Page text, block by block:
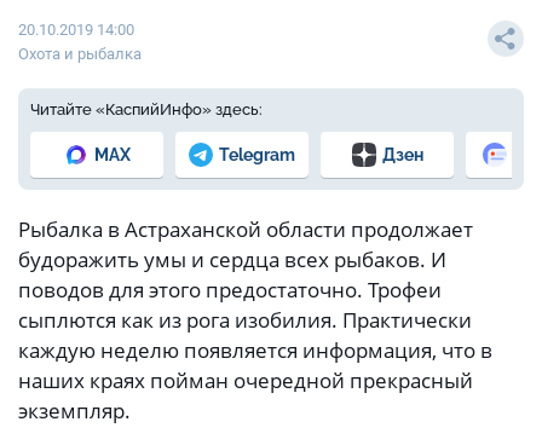
20.10.2019 14:00
Охота и рыбалка
Читайте «КаспийИнфо» здесь:
MAX Telegram Дзен
Рыбалка в Астраханской области продолжает
будоражить умы и сердца всех рыбаков. И
поводов для этого предостаточно. Трофеи
сыплются как из рога изобилия. Практически
каждую неделю появляется информация, что в
наших краях пойман очередной прекрасный
экземпляр.